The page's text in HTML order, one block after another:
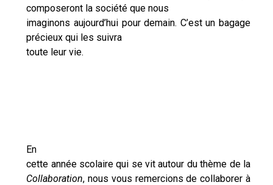
composeront la société que nous
imaginons aujourd’hui pour demain. C’est un bagage
précieux qui les suivra
toute leur vie.
En
cette année scolaire qui se vit autour du thème de la
Collaboration, nous vous remercions de collaborer à